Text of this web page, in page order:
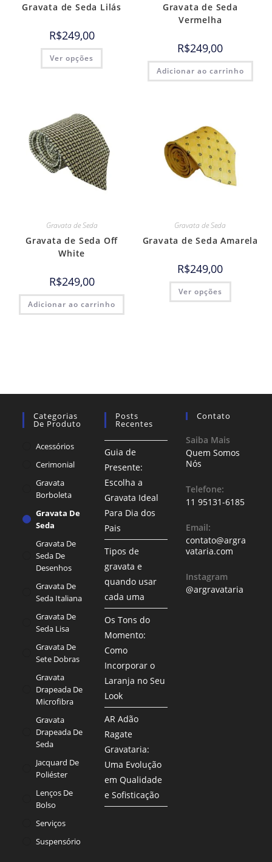
Gravata de Seda Lilás
R$249,00
Ver opções
Gravata de Seda
Vermelha
R$249,00
Adicionar ao carrinho
Gravata de Seda
Gravata de Seda Off
White
R$249,00
Adicionar ao carrinho
Gravata de Seda
Gravata de Seda Amarela
R$249,00
Ver opções
Categorias
De Produto
Acessórios
Cerimonial
Gravata
Borboleta
Gravata De
Seda
Gravata De
Seda De
Desenhos
Gravata De
Seda Italiana
Gravata De
Seda Lisa
Gravata De
Sete Dobras
Gravata
Drapeada De
Microfibra
Gravata
Drapeada De
Seda
Jacquard De
Poliéster
Lenços De
Bolso
Serviços
Suspensório
Posts
Recentes
Guia de
Presente:
Escolha a
Gravata Ideal
Para Dia dos
Pais
Tipos de
gravata e
quando usar
cada uma
Os Tons do
Momento:
Como
Incorporar o
Laranja no Seu
Look
AR Adão
Ragate
Gravataria:
Uma Evolução
em Qualidade
e Sofisticação
Contato
Saiba Mais
Quem Somos
Nós
Telefone:
11 95131-6185
Email:
contato@argra
vataria.com
Instagram
@argravataria